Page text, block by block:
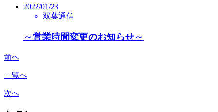
2022/01/23
双葉通信
～営業時間変更のお知らせ～
前へ
一覧へ
次へ